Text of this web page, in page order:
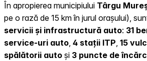
În apropierea municipiului Târgu
pe o rază de 15 km în jurul orașului),
servicii și infrastructură auto: 31
service-uri auto, 4 stații ITP, 15
spălătorii auto și 3 puncte de